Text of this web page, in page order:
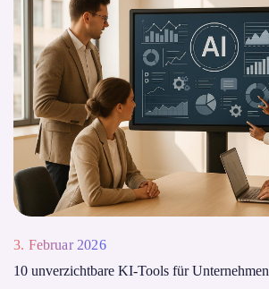
3. Februar 2026
10 unverzichtbare KI-Tools für Unternehmen